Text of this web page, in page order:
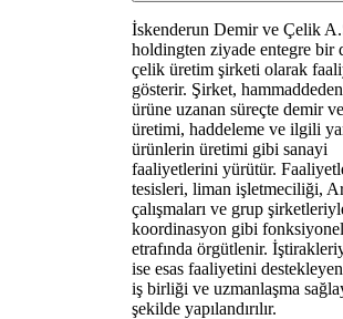
İskenderun Demir ve Çelik
holdingten ziyade entegre bir
çelik üretim şirketi olarak
gösterir. Şirket,
ürüne uzanan süreçte demir
üretimi, haddeleme ve ilgili
ürünlerin üretimi gibi sanayi
faaliyetlerini yürütür.
tesisleri, liman işletmeciliği,
çalışmaları ve grup
koordinasyon gibi
etrafında örgütlenir.
ise esas faaliyetini
iş birliği ve uzmanlaşma
şekilde yapılandırılır.